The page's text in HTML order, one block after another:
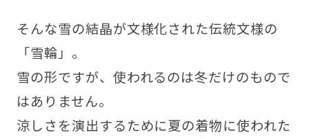
そんな雪の結晶が文様化された伝統文様の
「雪輪」。
雪の形ですが、使われるのは冬だけのもので
はありません。
涼しさを演出するために夏の着物に使われた